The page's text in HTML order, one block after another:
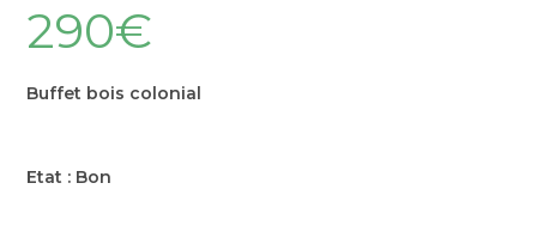
290€
Buffet bois colonial
Etat : Bon